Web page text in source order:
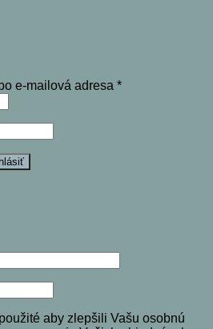
e-mailová adresa *Povinné
aby zlepšili Vašu osobnú